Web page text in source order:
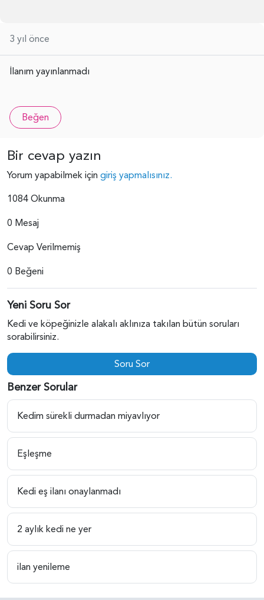
3 yıl önce
İlanım yayınlanmadı
Beğen
Bir cevap yazın
Yorum yapabilmek için giriş yapmalısınız.
1084 Okunma
0 Mesaj
Cevap Verilmemiş
0 Beğeni
Yeni Soru Sor
Kedi ve köpeğinizle alakalı aklınıza takılan bütün soruları
sorabilirsiniz.
Soru Sor
Benzer Sorular
Kedim sürekli durmadan miyavlıyor
Eşleşme
Kedi eş ilanı onaylanmadı
2 aylık kedi ne yer
ilan yenileme